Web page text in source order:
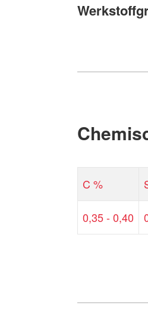
C %
0,35 - 0,40